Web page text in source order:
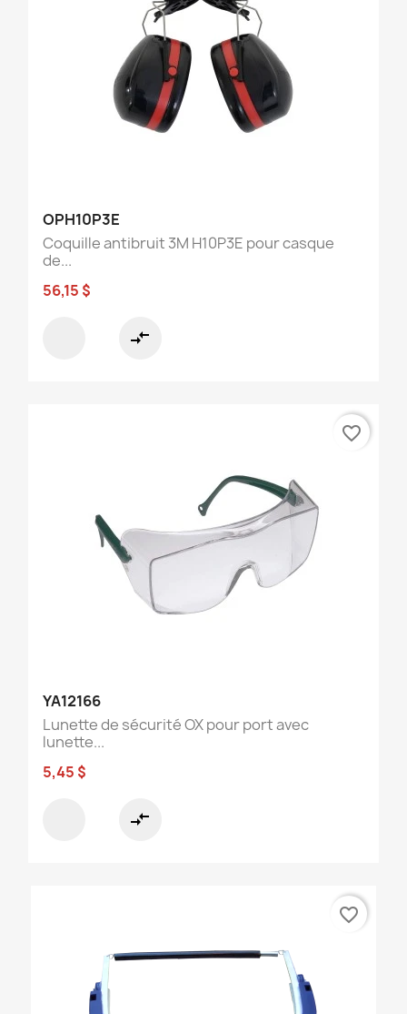
OPH10P3E
Coquille antibruit 3M H10P3E pour casque
de...
56,15 $
compare_arrows
YA12166
Lunette de sécurité OX pour port avec
lunette...
5,45 $
compare_arrows
favorite_border
favorite_border